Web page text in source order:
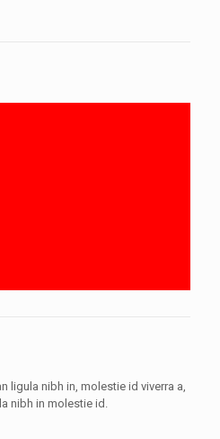
ligula nibh in, molestie id viverra a,
nibh in molestie id.